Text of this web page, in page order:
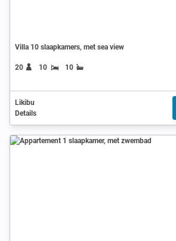
Villa 10 slaapkamers, met sea view
20 10 10
Likibu
Details